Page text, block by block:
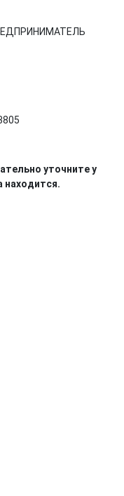
уточните у
находится.